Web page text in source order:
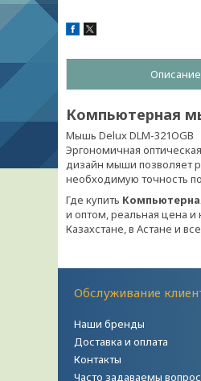
Описание
Компьютерная
Мышь Delux DLM-321OGB
Эргономичная
дизайн мыши позволяет
необходимую точность
Где купить
и оптом, реальная цена и
Казахстане, в Астане и
Обслуживание
Наши бренды
Доставка и оплата
Контакты
Часто задаваемы